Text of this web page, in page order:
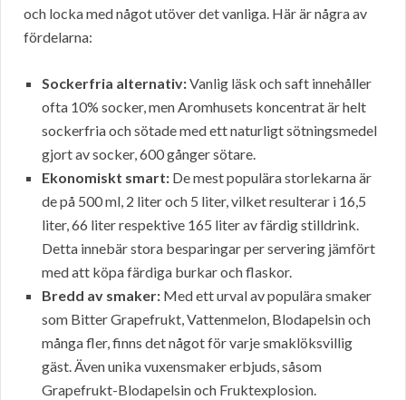
och locka med något utöver det vanliga. Här är några av
fördelarna:
Sockerfria alternativ:Vanlig läsk och saft innehåller
ofta 10% socker, men Aromhusets koncentrat är helt
sockerfria och sötade med ett naturligt sötningsmedel
gjort av socker, 600 gånger sötare.
Ekonomiskt smart: De mest populära storlekarna är
de på 500 ml, 2 liter och 5 liter, vilket resulterar i 16,5
liter, 66 liter respektive 165 liter av färdig stilldrink.
Detta innebär stora besparingar per servering jämfört
med att köpa färdiga burkar och flaskor.
Bredd av smaker: Med ett urval av populära smaker
som Bitter Grapefrukt, Vattenmelon, Blodapelsin och
många fler, finns det något för varje smaklöksvillig
gäst. Även unika vuxensmaker erbjuds, såsom
Grapefrukt-Blodapelsin och Fruktexplosion.